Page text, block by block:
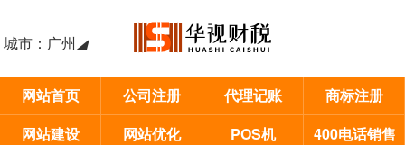
城市： 广州◢
网站首页 公司注册 代理记账
商标注册
网站建设
网站优化 POS机
400电话销售